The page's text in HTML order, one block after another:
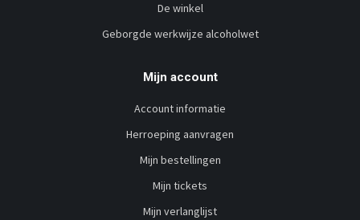
De winkel
Geborgde werkwijze alcoholwet
Mijn account
Account informatie
Herroeping aanvragen
Mijn bestellingen
Mijn tickets
Mijn verlanglijst